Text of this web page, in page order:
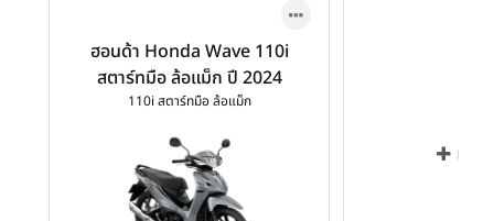
ฮอนด้า Honda Wave 110i
สตาร์ทมือ ล้อแม็ก ปี 2024
110i สตาร์ทมือ ล้อแม็ก
เพิ่